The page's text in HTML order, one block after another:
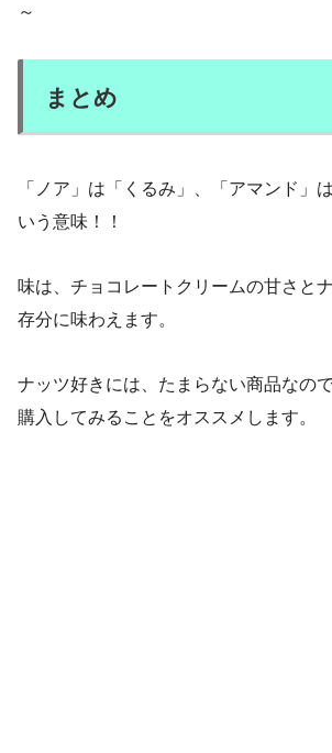
～
まとめ
「ノア」は「くるみ」、「アマンド」
いう意味！！
味は、チョコレートクリームの甘さと
存分に味わえます。
ナッツ好きには、たまらない商品なの
購入してみることをオススメします。